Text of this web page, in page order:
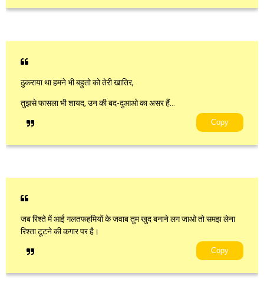
ठुकराया था हमने भी बहुतो को तेरी खातिर,
तुझसे फासला भी शायद, उन की बद-दुआओ का असर हैं…
Copy
जब रिश्ते में आई गलतफहमियों के जवाब तुम खुद बनाने लग जाओ तो समझ लेना
रिश्ता टूटने की कगार पर है।
Copy